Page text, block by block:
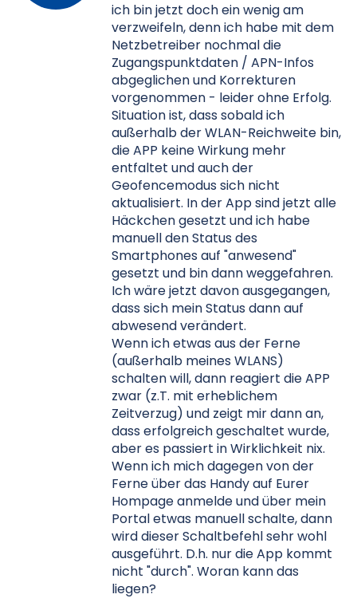
ich bin jetzt doch ein wenig am
verzweifeln, denn ich habe mit dem
Netzbetreiber nochmal die
Zugangspunktdaten / APN-Infos
abgeglichen und Korrekturen
vorgenommen - leider ohne Erfolg.
Situation ist, dass sobald ich
außerhalb der WLAN-Reichweite bin,
die APP keine Wirkung mehr
entfaltet und auch der
Geofencemodus sich nicht
aktualisiert. In der App sind jetzt alle
Häckchen gesetzt und ich habe
manuell den Status des
Smartphones auf "anwesend"
gesetzt und bin dann weggefahren.
Ich wäre jetzt davon ausgegangen,
dass sich mein Status dann auf
abwesend verändert.
Wenn ich etwas aus der Ferne
(außerhalb meines WLANS)
schalten will, dann reagiert die APP
zwar (z.T. mit erheblichem
Zeitverzug) und zeigt mir dann an,
dass erfolgreich geschaltet wurde,
aber es passiert in Wirklichkeit nix.
Wenn ich mich dagegen von der
Ferne über das Handy auf Eurer
Hompage anmelde und über mein
Portal etwas manuell schalte, dann
wird dieser Schaltbefehl sehr wohl
ausgeführt. D.h. nur die App kommt
nicht "durch". Woran kann das
liegen?